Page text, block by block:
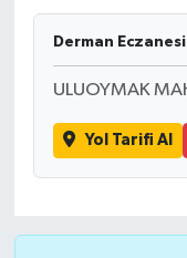
Derman Eczanesi
ULUOYMAK
Yol Tarifi Al